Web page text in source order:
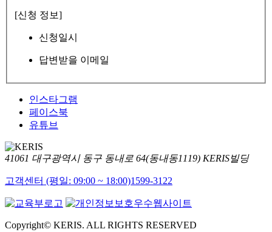
[신청 정보]
신청일시
답변받을 이메일
인스타그램
페이스북
유튜브
41061 대구광역시 동구 동내로 64(동내동1119) KERIS빌딩
고객센터 (평일: 09:00 ~ 18:00)1599-3122
Copyright© KERIS. ALL RIGHTS RESERVED